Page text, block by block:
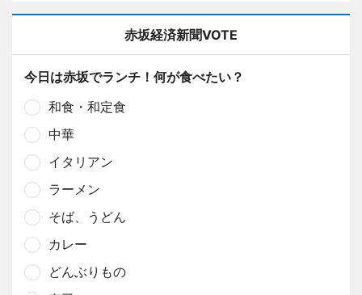
赤坂経済新聞VOTE
今日は赤坂でランチ！何が食べたい？
和食・和定食
中華
イタリアン
ラーメン
そば、うどん
カレー
どんぶりもの